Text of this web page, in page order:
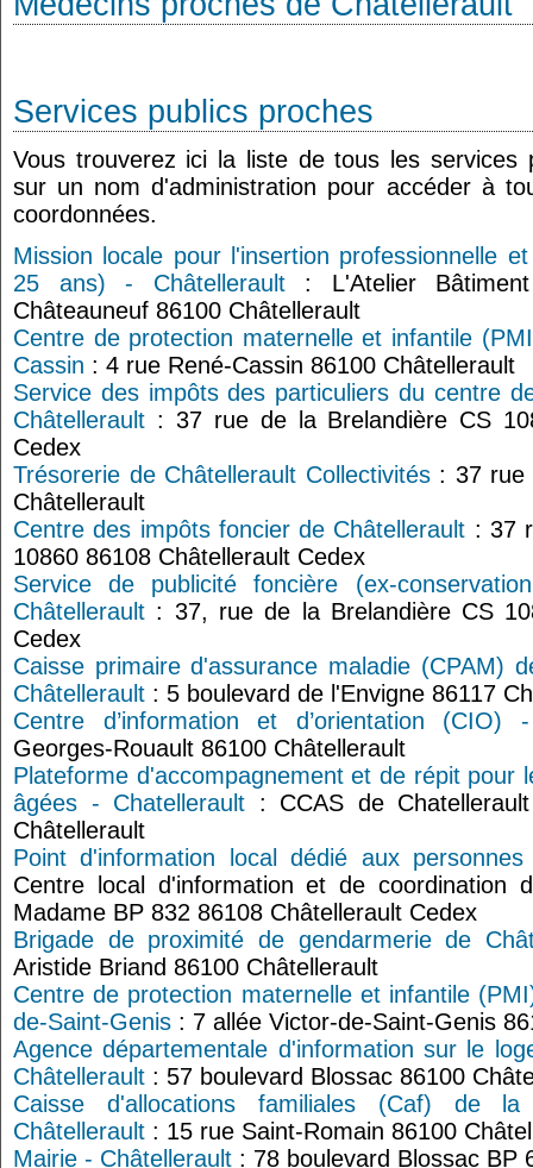
Services publics proches
Vous trouverez ici la liste de tous les services
sur un nom d'administration pour accéder à
coordonnées.
Mission locale pour l'insertion professionnelle
25 ans) - Châtellerault: L'Atelier
Châteauneuf 86100 Châtellerault
Centre de protection maternelle et infantile
Cassin : 4 rue René-Cassin 86100 Châtellerault
Service des impôts des particuliers du centre
Châtellerault : 37 rue de la Brelandière CS
Cedex
Trésorerie de Châtellerault Collectivités: 37 rue
Châtellerault
Centre des impôts foncier de Châtellerault : 37
10860 86108 Châtellerault Cedex
Service de publicité foncière (ex-
Châtellerault : 37, rue de la Brelandière CS
Cedex
Caisse primaire d'assurance maladie (CPAM)
Châtellerault : 5 boulevard de l'Envigne 86117
Centre d’information et d’orientation (CIO)
Georges-Rouault 86100 Châtellerault
Plateforme d'accompagnement et de répit pour
âgées - Chatellerault : CCAS de
Châtellerault
Point d'information local dédié aux
Centre local d'information et de coordination
Madame BP 832 86108 Châtellerault Cedex
Brigade de proximité de gendarmerie de
Aristide Briand 86100 Châtellerault
Centre de protection maternelle et infantile
de-Saint-Genis : 7 allée Victor-de-Saint-Genis
Agence départementale d'information sur le
Châtellerault : 57 boulevard Blossac 86100
Caisse d'allocations familiales (Caf) de
Châtellerault : 15 rue Saint-Romain 86100
Mairie - Châtellerault : 78 boulevard Blossac BP